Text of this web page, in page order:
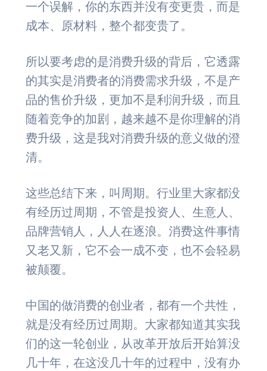
一个误解，你的东西并没有变更贵，而是
成本、原材料，整个都变贵了。
所以要考虑的是消费升级的背后，它透露
的其实是消费者的消费需求升级，不是产
品的售价升级，更加不是利润升级，而且
随着竞争的加剧，越来越不是你理解的消
费升级，这是我对消费升级的意义做的澄
清。
这些总结下来，叫周期。行业里大家都没
有经历过周期，不管是投资人、生意人、
品牌营销人，人人在逐浪。消费这件事情
又老又新，它不会一成不变，也不会轻易
被颠覆。
中国的做消费的创业者，都有一个共性，
就是没有经历过周期。大家都知道其实我
们的这一轮创业，从改革开放后开始算没
几十年，在这没几十年的过程中，没有办